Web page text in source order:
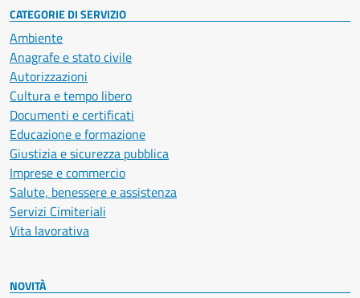
CATEGORIE DI SERVIZIO
Ambiente
Anagrafe e stato civile
Autorizzazioni
Cultura e tempo libero
Documenti e certificati
Educazione e formazione
Giustizia e sicurezza pubblica
Imprese e commercio
Salute, benessere e assistenza
Servizi Cimiteriali
Vita lavorativa
NOVITÀ